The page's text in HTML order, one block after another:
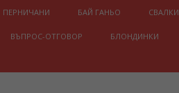
ПЕРНИЧАНИ БАЙ ГАНЬО СВАЛКИ
ВЪПРОС-ОТГОВОР БЛОНДИНКИ